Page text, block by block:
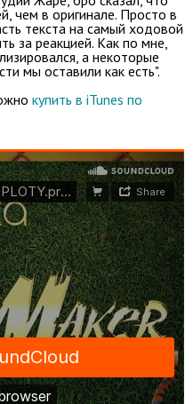
чем в оригинале. Просто в
текста на самый ходовой
за реакцией. Как по мне,
а некоторые
мы оставили как есть".
купить в iTunes по